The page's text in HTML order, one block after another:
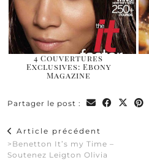
4 Couvertures
Exclusives: Ebony
Magazine
Partager le post :
Article précédent
>Benetton It’s my Time –
Soutenez Leigton Olivia